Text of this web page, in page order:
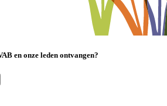
en onze leden ontvangen?